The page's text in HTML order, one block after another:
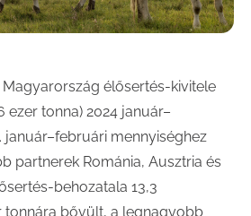
Magyarország élősertés-kivitele
ezer tonna) 2024 január–
január–februári mennyiséghez
partnerek Románia, Ausztria és
behozatala 13,3
tonnára bővült, a legnagyobb